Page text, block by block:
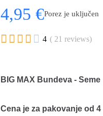
4,95 €Porez je uključen
     4 ( 21 reviews)
BIG MAX Bundeva - Seme
Cena je za pakovanje od 4